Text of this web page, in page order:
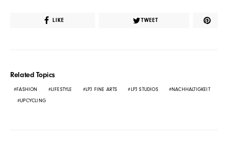
LIKE TWEET
Related Topics
FASHION LIFESTYLE LPJ FINE ARTS LPJ STUDIOS
NACHHALTIGKEIT
UPCYCLING